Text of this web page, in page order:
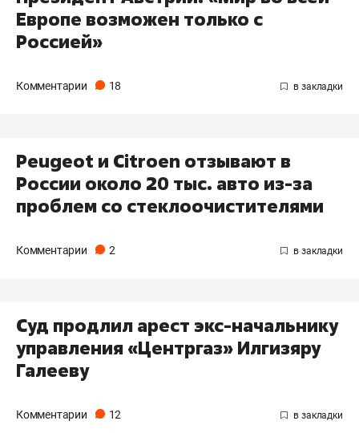
Европе возможен только с
Россией»
Комментарии 18
Peugeot и Citroen отзывают в
России около 20 тыс. авто из-за
проблем со стеклоочистителями
Комментарии 2
Суд продлил арест экс-начальнику
управления «Центргаз» Илгизяру
Галееву
Комментарии 12